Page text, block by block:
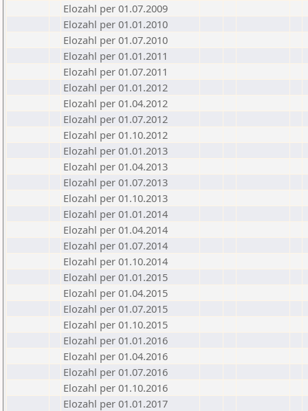
Elozahl per 01.07.2009
Elozahl per 01.01.2010
Elozahl per 01.07.2010
Elozahl per 01.01.2011
Elozahl per 01.07.2011
Elozahl per 01.01.2012
Elozahl per 01.04.2012
Elozahl per 01.07.2012
Elozahl per 01.10.2012
Elozahl per 01.01.2013
Elozahl per 01.04.2013
Elozahl per 01.07.2013
Elozahl per 01.10.2013
Elozahl per 01.01.2014
Elozahl per 01.04.2014
Elozahl per 01.07.2014
Elozahl per 01.10.2014
Elozahl per 01.01.2015
Elozahl per 01.04.2015
Elozahl per 01.07.2015
Elozahl per 01.10.2015
Elozahl per 01.01.2016
Elozahl per 01.04.2016
Elozahl per 01.07.2016
Elozahl per 01.10.2016
Elozahl per 01.01.2017